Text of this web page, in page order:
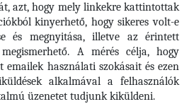
azt, hogy mely linkekre kattintottak
kinyerhető, hogy sikeres volt-e
és megnyitása, illetve az érintett
A mérés célja, hogy
használati szokásait és ezen
alkalmával a felhasználók
üzenetet tudjunk kiküldeni.